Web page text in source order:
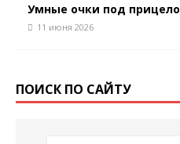
Умные очки под
11 июня 2026
ПОИСК ПО САЙТУ